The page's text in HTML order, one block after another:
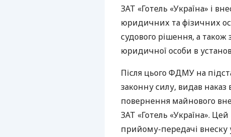
ЗАТ «Готель «Україна» і
юридичних та фізичних
судового рішення, а
юридичної особи в
Після цьогоФДМУ на
законну силу, видав
повернення майнового
ЗАТ «Готель «Україна».
прийому-передачі внеску